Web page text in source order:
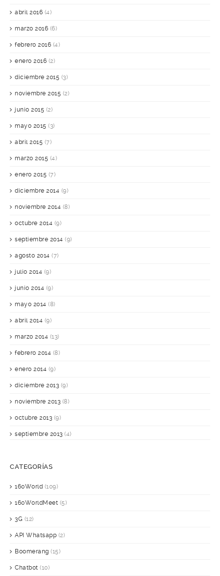
abril 2016 (4)
marzo 2016 (6)
febrero 2016 (4)
enero 2016 (2)
diciembre 2015 (3)
noviembre 2015 (2)
junio 2015 (2)
mayo 2015 (3)
abril 2015 (7)
marzo 2015 (4)
enero 2015 (7)
diciembre 2014 (9)
noviembre 2014 (8)
octubre 2014 (9)
septiembre 2014 (9)
agosto 2014 (7)
julio 2014 (9)
junio 2014 (9)
mayo 2014 (8)
abril 2014 (9)
marzo 2014 (13)
febrero 2014 (8)
enero 2014 (9)
diciembre 2013 (9)
noviembre 2013 (8)
octubre 2013 (9)
septiembre 2013 (4)
CATEGORÍAS
160World (109)
160WorldMeet (5)
3G (12)
API Whatsapp (2)
Boomerang (15)
Chatbot (10)